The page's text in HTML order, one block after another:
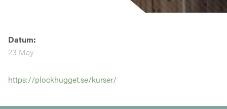
Datum:
23 May
https://plockhugget.se/kurser/